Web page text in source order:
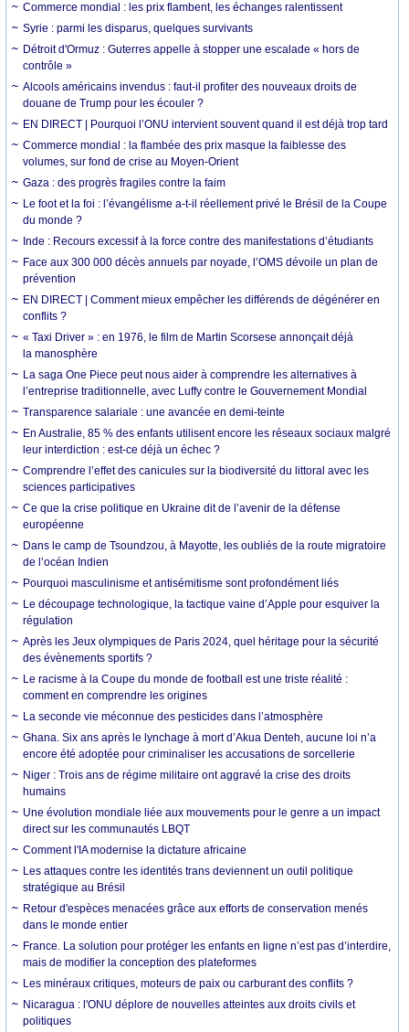
Commerce mondial : les prix flambent, les échanges ralentissent
Syrie : parmi les disparus, quelques survivants
Détroit d'Ormuz : Guterres appelle à stopper une escalade « hors de
contrôle »
Alcools américains invendus : faut-il profiter des nouveaux droits de
douane de Trump pour les écouler ?
EN DIRECT | Pourquoi l’ONU intervient souvent quand il est déjà trop tard
Commerce mondial : la flambée des prix masque la faiblesse des
volumes, sur fond de crise au Moyen-Orient
Gaza : des progrès fragiles contre la faim
Le foot et la foi : l’évangélisme a-t-il réellement privé le Brésil de la Coupe
du monde ?
Inde : Recours excessif à la force contre des manifestations d’étudiants
Face aux 300 000 décès annuels par noyade, l’OMS dévoile un plan de
prévention
EN DIRECT | Comment mieux empêcher les différends de dégénérer en
conflits ?
« Taxi Driver » : en 1976, le film de Martin Scorsese annonçait déjà
la manosphère
La saga One Piece peut nous aider à comprendre les alternatives à
l’entreprise traditionnelle, avec Luffy contre le Gouvernement Mondial
Transparence salariale : une avancée en demi-teinte
En Australie, 85 % des enfants utilisent encore les réseaux sociaux malgré
leur interdiction : est-ce déjà un échec ?
Comprendre l’effet des canicules sur la biodiversité du littoral avec les
sciences participatives
Ce que la crise politique en Ukraine dit de l’avenir de la défense
européenne
Dans le camp de Tsoundzou, à Mayotte, les oubliés de la route migratoire
de l’océan Indien
Pourquoi masculinisme et antisémitisme sont profondément liés
Le découpage technologique, la tactique vaine d’Apple pour esquiver la
régulation
Après les Jeux olympiques de Paris 2024, quel héritage pour la sécurité
des évènements sportifs ?
Le racisme à la Coupe du monde de football est une triste réalité :
comment en comprendre les origines
La seconde vie méconnue des pesticides dans l’atmosphère
Ghana. Six ans après le lynchage à mort d’Akua Denteh, aucune loi n’a
encore été adoptée pour criminaliser les accusations de sorcellerie
Niger : Trois ans de régime militaire ont aggravé la crise des droits
humains
Une évolution mondiale liée aux mouvements pour le genre a un impact
direct sur les communautés LBQT
Comment l'IA modernise la dictature africaine
Les attaques contre les identités trans deviennent un outil politique
stratégique au Brésil
Retour d'espèces menacées grâce aux efforts de conservation menés
dans le monde entier
France. La solution pour protéger les enfants en ligne n’est pas d’interdire,
mais de modifier la conception des plateformes
Les minéraux critiques, moteurs de paix ou carburant des conflits ?
Nicaragua : l'ONU déplore de nouvelles atteintes aux droits civils et
politiques